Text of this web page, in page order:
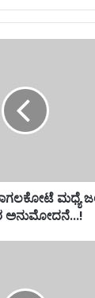
ಮಧ್ಯೆ
ಅನುಮೋದನೆ...!